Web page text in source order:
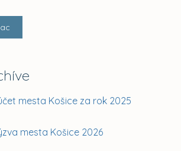
mesta Košice za rok 2025
mesta Košice 2026